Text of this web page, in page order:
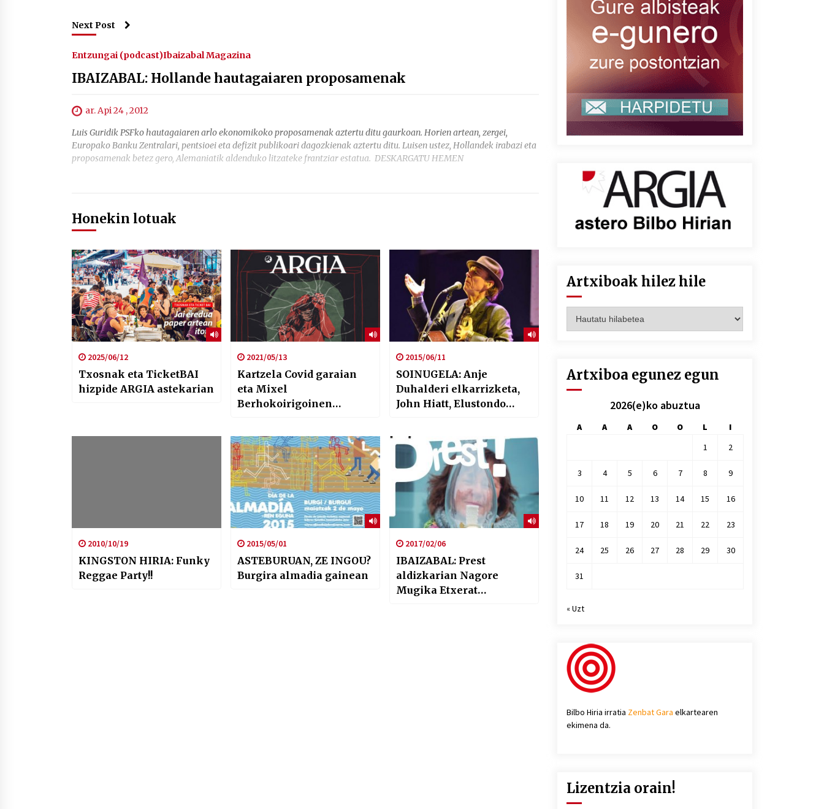
Next Post
Entzungai (podcast)Ibaizabal Magazina
IBAIZABAL: Hollande hautagaiaren proposamenak
ar. Api 24 , 2012
Luis Guridik PSFko hautagaiaren arlo ekonomikoko proposamenak aztertu ditu gaurkoan. Horien artean, zergei,
Europako Banku Zentralari, pentsioei eta defizit publikoari dagozkienak aztertu ditu. Luisen ustez, Hollandek irabazi eta
proposamenak betez gero, Alemaniatik aldenduko litzateke frantziar estatua. DESKARGATU HEMEN
Honekin lotuak
2025/06/12
Txosnak eta TicketBAI
hizpide ARGIA astekarian
2021/05/13
Kartzela Covid garaian
eta Mixel
Berhokoirigoinen
Argia astekarian
2015/06/11
SOINUGELA: Anje
Duhalderi elkarrizketa,
John Hiatt, Elustondo
Staples…
2010/10/19
KINGSTON HIRIA: Funky
Reggae Party!!
2015/05/01
ASTEBURUAN, ZE INGOU?
Burgira almadia gainean
2017/02/06
IBAIZABAL: Prest
aldizkarian Nagore
Mugika Etxerat
Artxiboak hilez hile
hilez
Artxiboa egunez egun
2026(e)ko abuztua
A A A O O L
I
1
2
3 4 5 6 7 8 9
10 11 12 13 14 15 16
17 18 19 20 21 22 23
24 25 26 27 28 29 30
31
« Uzt
Bilbo Hiria irratia Zenbat Gara elkartearen
ekimena da.
Lizentzia orain!